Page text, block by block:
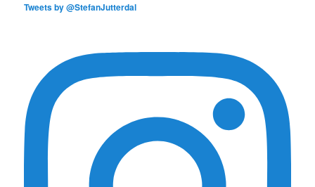
Tweets by @StefanJutterdal